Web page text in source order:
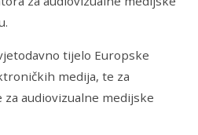
tijelo Europske
medija, te za
audiovizualne medijske